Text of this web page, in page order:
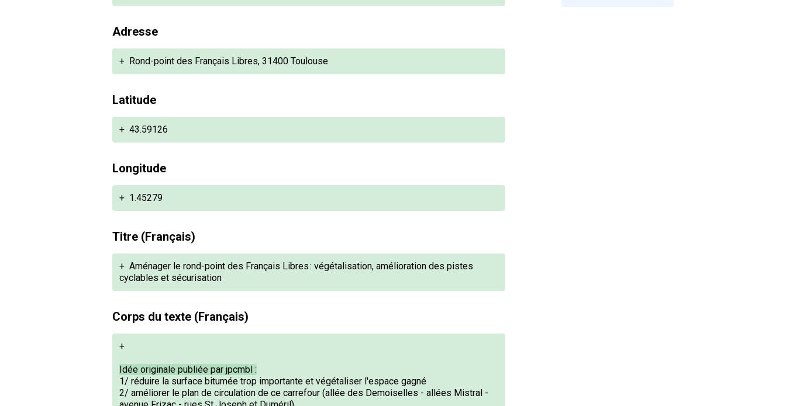
Adresse
+ Rond-point des Français Libres, 31400 Toulouse
Latitude
+ 43.59126
Longitude
+ 1.45279
Titre (Français)
+ Aménager le rond-point des Français Libres : végétalisation, amélioration des pistes
cyclables et sécurisation
Corps du texte (Français)
+
Idée originale publiée par jpcmbl :
1/ réduire la surface bitumée trop importante et végétaliser l'espace gagné
2/ améliorer le plan de circulation de ce carrefour (allée des Demoiselles - allées Mistral -